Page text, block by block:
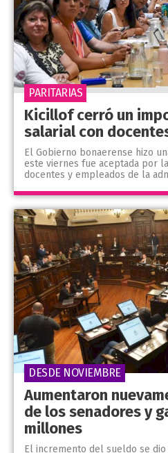
Kicillof cerró un
salarial con
El Gobierno bonaerense hizo
este viernes fue aceptada por
docentes y empleados de la
PARITARIAS
Aumentaron
de los senadores y
millones
El incremento del sueldo se
DESDE NOVIEMBRE